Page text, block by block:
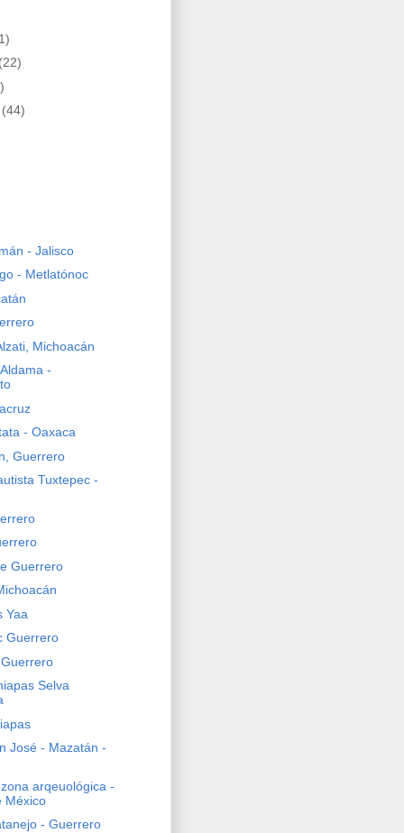
(44)
- Jalisco
- Metlatónoc
Michoacán
-
- Oaxaca
Guerrero
Tuxtepec -
Guerrero
Yaa
Guerrero
Selva
José - Mazatán -
arqeuológica -
México
- Guerrero